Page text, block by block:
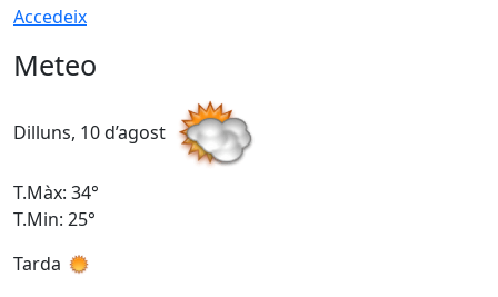
Accedeix
Meteo
Dilluns, 10 d’agost
T.Màx: 34°
T.Min: 25°
Tarda